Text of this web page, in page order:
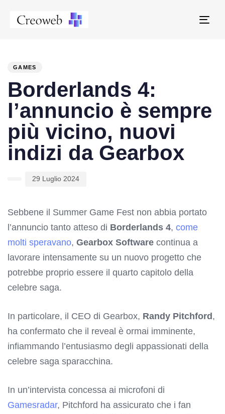
GAMES
Borderlands 4:
l’annuncio è sempre
più vicino, nuovi
indizi da Gearbox
29 Luglio 2024
Sebbene il Summer Game Fest non abbia portato
l’annuncio tanto atteso di Borderlands 4, come
molti speravano, Gearbox Software continua a
lavorare intensamente su un nuovo progetto che
potrebbe proprio essere il quarto capitolo della
celebre saga.
In particolare, il CEO di Gearbox, Randy Pitchford,
ha confermato che il reveal è ormai imminente,
infiammando l’entusiasmo degli appassionati della
celebre saga sparacchina.
In un’intervista concessa ai microfoni di
Gamesradar, Pitchford ha assicurato che i fan